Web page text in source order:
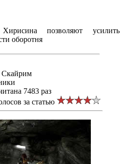
позволяют усилить
оборотня
Скайрим
7483 раз
за статью